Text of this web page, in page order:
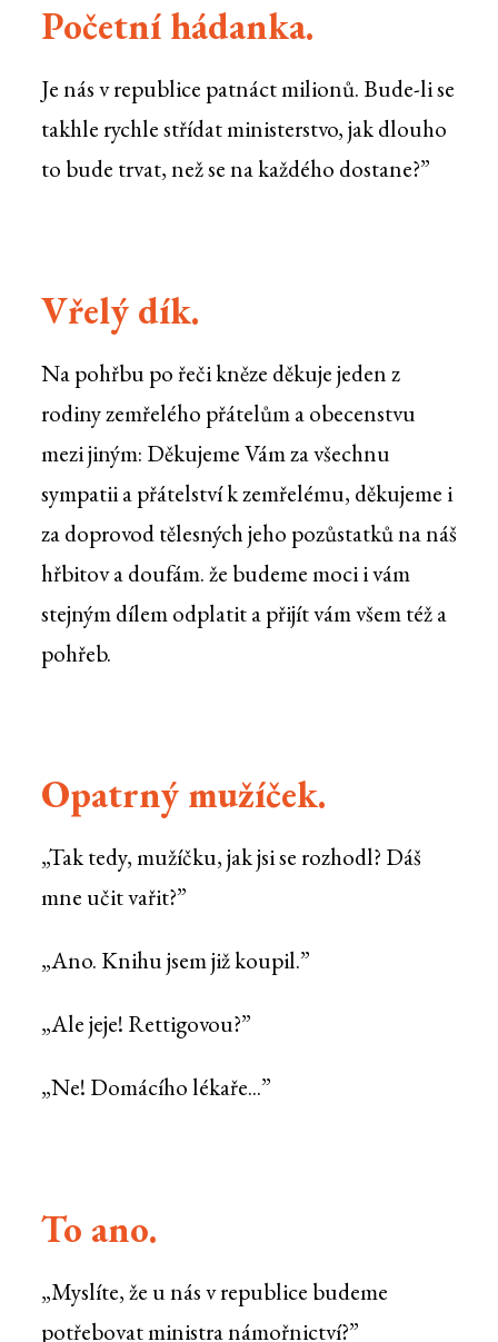
Početní hádanka.
Je nás v republice patnáct milionů. Bude-li se
takhle rychle střídat ministerstvo, jak dlouho
to bude trvat, než se na každého dostane?”
Vřelý dík.
Na pohřbu po řeči kněze děkuje jeden z
rodiny zemřelého přátelům a obecenstvu
mezi jiným: Děkujeme Vám za všechnu
sympatii a přátelství k zemřelému, děkujeme i
za doprovod tělesných jeho pozůstatků na náš
hřbitov a doufám. že budeme moci i vám
stejným dílem odplatit a přijít vám všem též a
pohřeb.
Opatrný mužíček.
„Tak tedy, mužíčku, jak jsi se rozhodl? Dáš
mne učit vařit?”
„Ano. Knihu jsem již koupil.”
„Ale jeje! Rettigovou?”
„Ne! Domácího lékaře...”
To ano.
„Myslíte, že u nás v republice budeme
potřebovat ministra námořnictví?”